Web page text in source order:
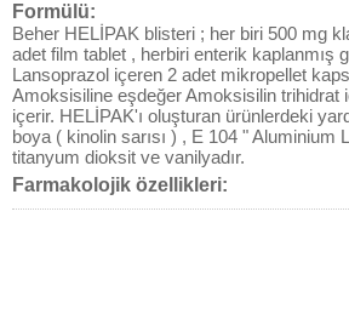
Formülü:
Beher HELİPAK blisteri ; her biri 500 mg
adet film tablet , herbiri enterik kaplanmış
Lansoprazol içeren 2 adet mikropellet
Amoksisiline eşdeğer Amoksisilin trihidrat
içerir. HELİPAK'ı oluşturan ürünlerdeki
boya ( kinolin sarısı ) , E 104 " Aluminium
titanyum dioksit ve vanilyadır.
Farmakolojik özellikleri: